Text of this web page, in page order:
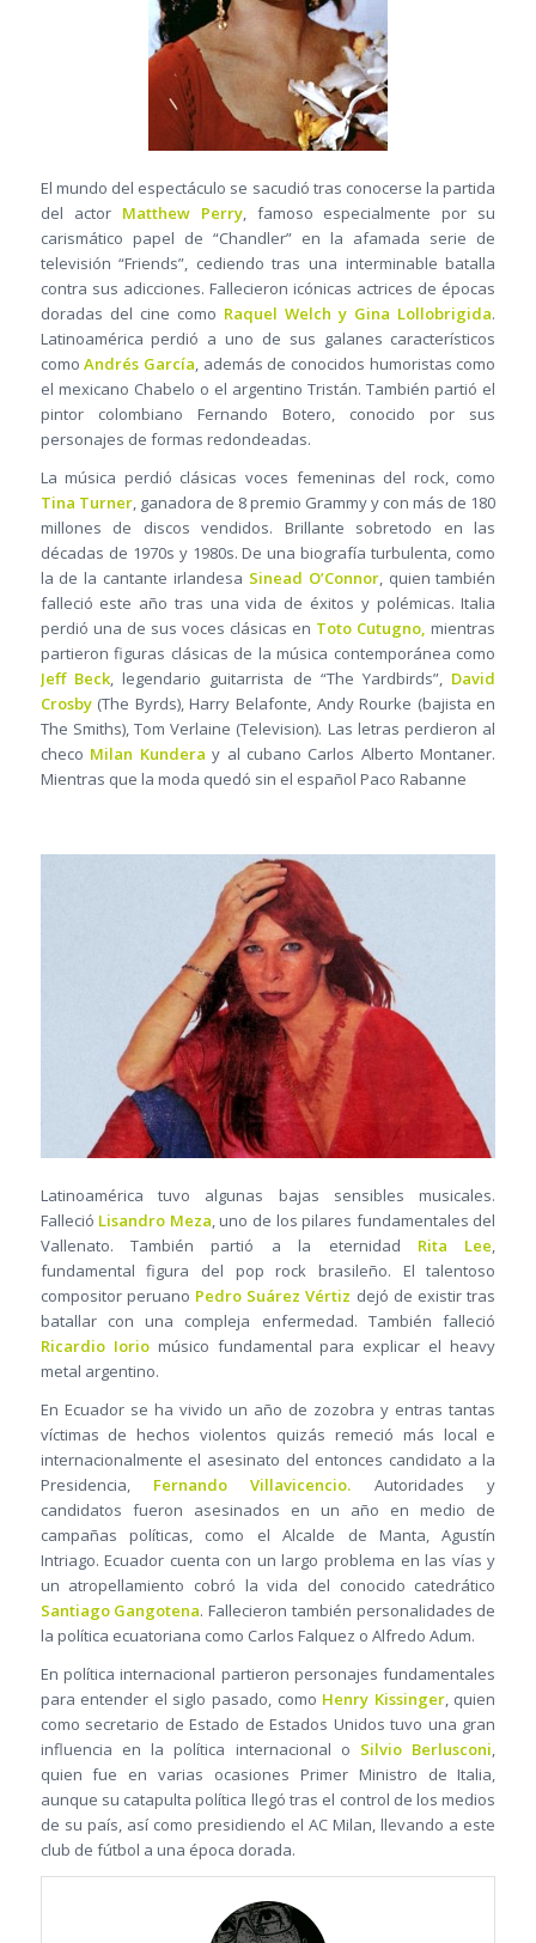
El mundo del espectáculo se sacudió tras conocerse la partida
del actor Matthew Perry, famoso especialmente por su
carismático papel de “Chandler” en la afamada serie de
televisión “Friends”, cediendo tras una interminable batalla
contra sus adicciones. Fallecieron icónicas actrices de épocas
doradas del cine como Raquel Welch y Gina Lollobrigida.
Latinoamérica perdió a uno de sus galanes característicos
comoAndrés García, además de conocidos humoristas como
el mexicano Chabelo o el argentino Tristán. También partió el
pintor colombiano Fernando Botero, conocido por sus
personajes de formas redondeadas.
La música perdió clásicas voces femeninas del rock, como
Tina Turner, ganadora de 8 premio Grammy y con más de 180
millones de discos vendidos. Brillante sobretodo en las
décadas de 1970s y 1980s. De una biografía turbulenta, como
la de la cantante irlandesa Sinead O’Connor, quien también
falleció este año tras una vida de éxitos y polémicas. Italia
perdió una de sus voces clásicas en Toto Cutugno, mientras
partieron figuras clásicas de la música contemporánea como
Jeff Beck, legendario guitarrista de “The Yardbirds”, David
Crosby(The Byrds), Harry Belafonte, Andy Rourke (bajista en
The Smiths), Tom Verlaine (Television). Las letras perdieron al
checo Milan Kundera y al cubano Carlos Alberto Montaner.
Mientras que la moda quedó sin el español Paco Rabanne
Latinoamérica tuvo algunas bajas sensibles musicales.
Falleció Lisandro Meza, uno de los pilares fundamentales del
Vallenato. También partió a la eternidad Rita Lee,
fundamental figura del pop rock brasileño. El talentoso
compositor peruano Pedro Suárez Vértiz dejó de existir tras
batallar con una compleja enfermedad. También falleció
Ricardio Ioriomúsico fundamental para explicar el heavy
metal argentino.
En Ecuador se ha vivido un año de zozobra y entras tantas
víctimas de hechos violentos quizás remeció más local e
internacionalmente el asesinato del entonces candidato a la
Presidencia, Fernando Villavicencio. Autoridades y
candidatos fueron asesinados en un año en medio de
campañas políticas, como el Alcalde de Manta, Agustín
Intriago. Ecuador cuenta con un largo problema en las vías y
un atropellamiento cobró la vida del conocido catedrático
Santiago Gangotena. Fallecieron también personalidades de
la política ecuatoriana como Carlos Falquez o Alfredo Adum.
En política internacional partieron personajes fundamentales
para entender el siglo pasado, como Henry Kissinger, quien
como secretario de Estado de Estados Unidos tuvo una gran
influencia en la política internacional o Silvio Berlusconi,
quien fue en varias ocasiones Primer Ministro de Italia,
aunque su catapulta política llegó tras el control de los medios
de su país, así como presidiendo el AC Milan, llevando a este
club de fútbol a una época dorada.